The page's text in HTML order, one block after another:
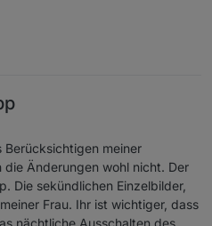
Berücksichtigen meiner
Änderungen wohl nicht. Der
Die sekündlichen Einzelbilder,
Frau. Ihr ist wichtiger, dass
nächtliche Ausschalten des